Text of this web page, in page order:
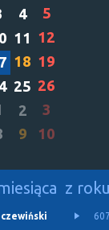
4
5
11 12
18 19
25 26
2
3
9 10
z